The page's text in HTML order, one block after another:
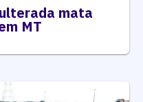
mata
MT